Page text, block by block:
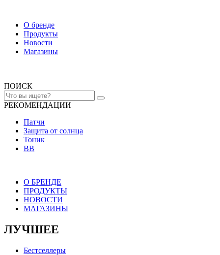
О бренде
Продукты
Новости
Магазины
ПОИСК
РЕКОМЕНДАЦИИ
Патчи
Защита от солнца
Тоник
ВВ
О БРЕНДЕ
ПРОДУКТЫ
НОВОСТИ
МАГАЗИНЫ
ЛУЧШЕЕ
Бестселлеры